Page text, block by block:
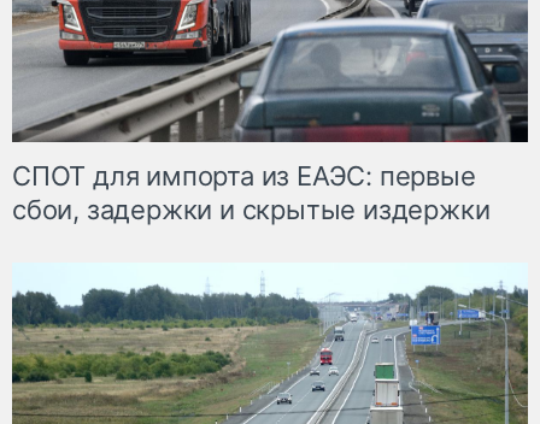
СПОТ для импорта из ЕАЭС: первые
сбои, задержки и скрытые издержки